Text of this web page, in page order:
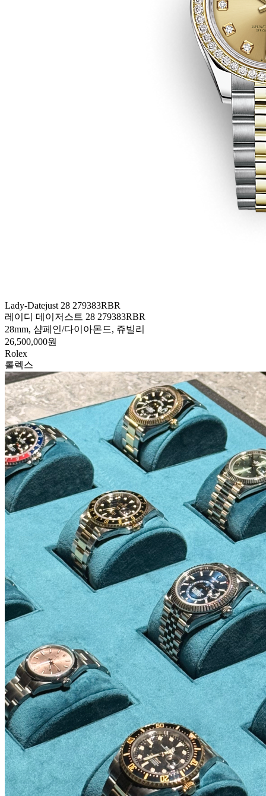
Lady-Datejust 28 279383RBR
레이디 데이저스트 28 279383RBR
28mm, 샴페인/다이아몬드, 쥬빌리
26,500,000원
Rolex
롤렉스